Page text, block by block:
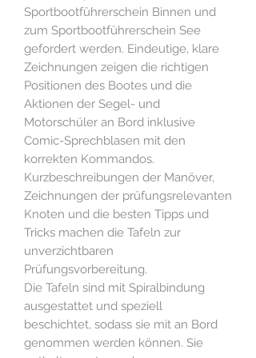
Sportbootführerschein Binnen und
zum Sportbootführerschein See
gefordert werden. Eindeutige, klare
Zeichnungen zeigen die richtigen
Positionen des Bootes und die
Aktionen der Segel- und
Motorschüler an Bord inklusive
Comic-Sprechblasen mit den
korrekten Kommandos.
Kurzbeschreibungen der Manöver,
Zeichnungen der prüfungsrelevanten
Knoten und die besten Tipps und
Tricks machen die Tafeln zur
unverzichtbaren
Prüfungsvorbereitung.
Die Tafeln sind mit Spiralbindung
ausgestattet und speziell
beschichtet, sodass sie mit an Bord
genommen werden können. Sie